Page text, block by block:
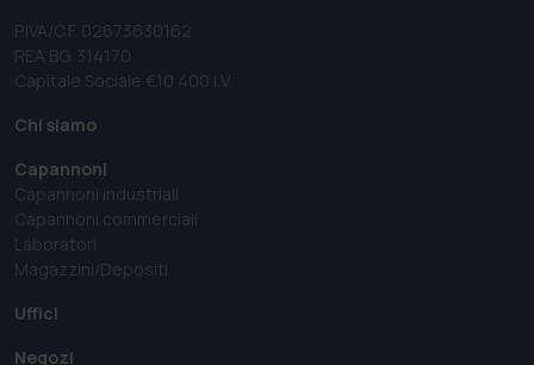
P.IVA/C.F. 02673630162
REA BG. 314170
Capitale Sociale €10 400 I.V.
Chi siamo
Capannoni
Capannoni industriali
Capannoni commerciali
Laboratori
Magazzini/Depositi
Uffici
Negozi